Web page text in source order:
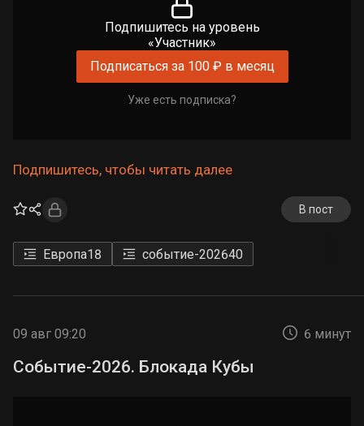
Подпишитесь на уровень
«Участник»
Подписаться за 100 ₽ в месяц
Уже есть подписка?
Подпишитесь, чтобы читать далее
В пост
Европа18 событие-202640
09 авг 09:20 6 минут
Событие-2026. Блокада Кубы